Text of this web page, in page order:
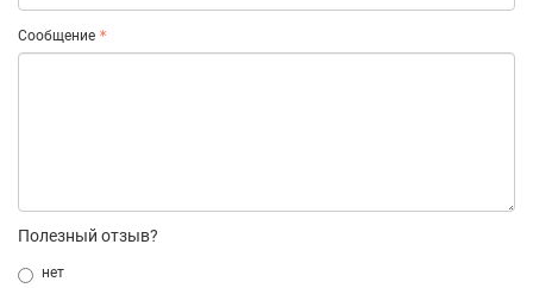
Сообщение
Полезный отзыв?
нет